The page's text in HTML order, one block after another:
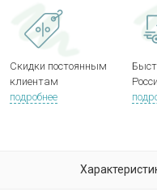
Скидки постоянным
клиентам
подробнее